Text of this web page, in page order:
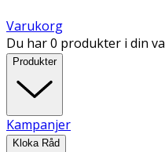
Varukorg
Du har 0 produkter i din
Produkter
Kampanjer
Kloka Råd